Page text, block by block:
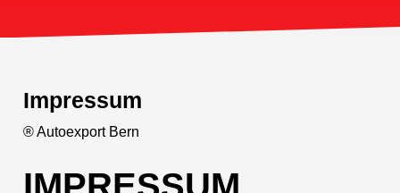
Impressum
® Autoexport Bern